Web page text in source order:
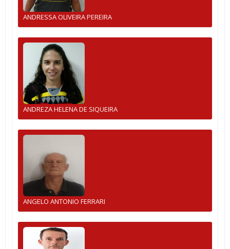
ANDRESSA OLIVEIRA PEREIRA
ANDREZA HELENA DE SIQUEIRA
ANGELO ANTONIO FERRARI